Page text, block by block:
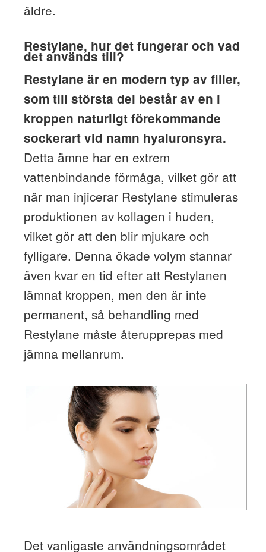
äldre.
Restylane, hur det fungerar och vad
det används till?
Restylane är en modern typ av filler,
som till största del består av en i
kroppen naturligt förekommande
sockerart vid namn hyaluronsyra.
Detta ämne har en extrem
vattenbindande förmåga, vilket gör att
när man injicerar Restylane stimuleras
produktionen av kollagen i huden,
vilket gör att den blir mjukare och
fylligare. Denna ökade volym stannar
även kvar en tid efter att Restylanen
lämnat kroppen, men den är inte
permanent, så behandling med
Restylane måste återupprepas med
jämna mellanrum.
Det vanligaste användningsområdet